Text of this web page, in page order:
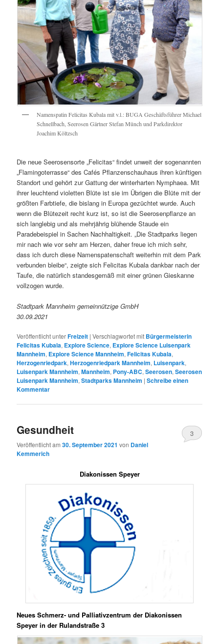
Namenspatin Felicitas Kubala mit v.l.: BUGA Geschäftsführer Michael
Schnellbach, Seerosen Gärtner Stefan Münch und Parkdirektor
Joachim Költzsch
Die neue Seerosensorte „Felicitas“ findet unweit der sogenannten
„Flamingoterrasse“ des Cafés Pflanzenschauhaus ihren künftigen
Standort und gehört zur Gattung der winterharten Nymphaea. Mit
ihrer leuchtend violetten Blüte ist sie im Übrigen die Blüte mit der
größten Farbtiefe, die bislang in Europa gezüchtet wurde. Auch
wenn die Blütezeit recht kurz ist, so ist die Seerosenpflanze an
sich langlebig und als mehrjährig blühende Staude ein
Paradebeispiel in Sachen Nachhaltigkeit. „Die Stadtparks liegen
mir nach wie vor sehr am Herzen, daher freue ich mich sehr,
dass ich durch diese Namenspatenschaft weiterhin mit dem Park
verbunden bleibe“, zeigte sich Felicitas Kubala dankbar nach der
Taufe, die natürlich standesgemäß mit einer grünen Gieskanne
vollzogen wurde.
Stadtpark Mannheim gemeinnützige GmbH
30.09.2021
Veröffentlicht unterFreizeit |Verschlagwortet mit Bürgermeisterin
Felicitas Kubala, Explore Science, Explore Science Luisenpark
Mannheim, Explore Science Mannheim,Felicitas Kubala,
Herzogenriedpark,Herzogenriedpark Mannheim, Luisenpark,
Luisenpark Mannheim,Mannheim, Pony-ABC,Seerosen,Seerosen
Luisenpark Mannheim,Stadtparks Mannheim |Schreibe einen
Kommentar
Gesundheit
Veröffentlicht am30. September 2021 von Daniel
Kemmerich
3
Diakonissen Speyer
Neues Schmerz- und Palliativzentrum der Diakonissen
Speyer in der Rulandstraße 3